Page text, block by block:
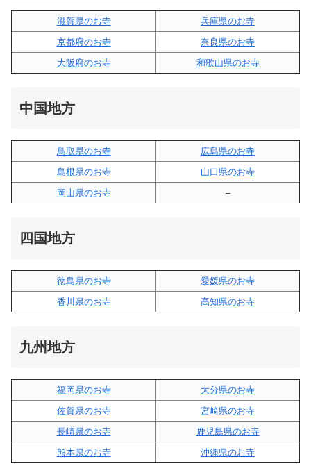
滋賀県のお寺
兵庫県のお寺
京都府のお寺
奈良県のお寺
大阪府のお寺
和歌山県のお寺
中国地方
鳥取県のお寺
広島県のお寺
島根県のお寺
山口県のお寺
岡山県のお寺
–
四国地方
徳島県のお寺
愛媛県のお寺
香川県のお寺
高知県のお寺
九州地方
福岡県のお寺
大分県のお寺
佐賀県のお寺
宮崎県のお寺
長崎県のお寺
鹿児島県のお寺
熊本県のお寺
沖縄県のお寺